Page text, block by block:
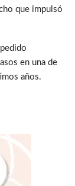
que impulsó
en una de
años.